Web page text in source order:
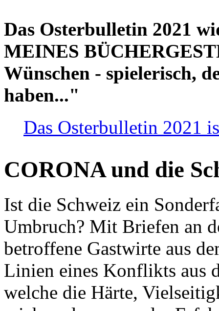
Das Osterbulletin 2021
MEINES
Wünschen - spielerisch,
haben..."
Das Osterbulletin 2021
CORONA und die
Ist die Schweiz ein
Umbruch? Mit Briefen an
betroffene Gastwirte aus
Linien eines Konflikts aus
welche die Härte,